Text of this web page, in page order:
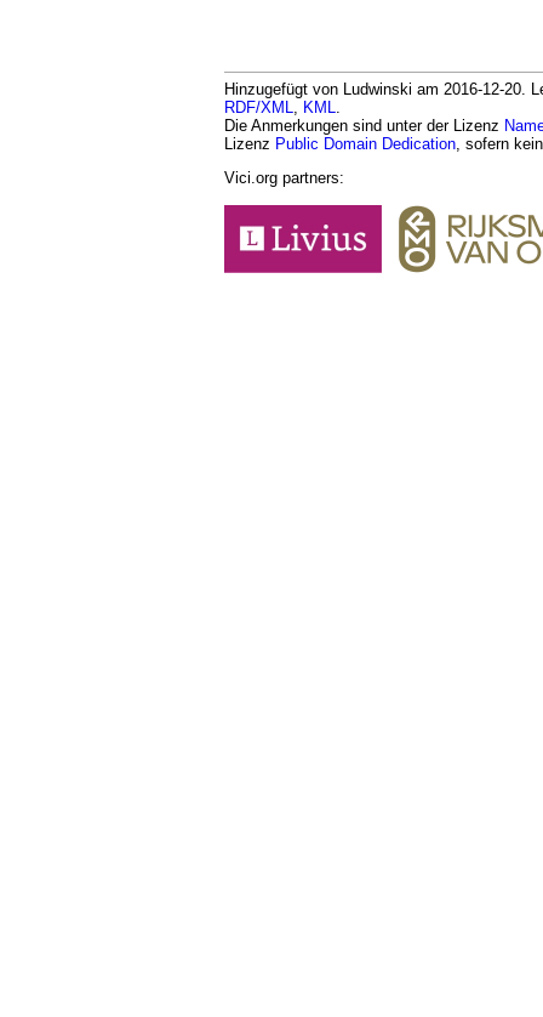
Hinzugefügt von Ludwinski am 2016-12-20.
RDF/XML, KML.
Die Anmerkungen sind unter der Lizenz
Lizenz Public Domain Dedication, sofern
Vici.org partners: